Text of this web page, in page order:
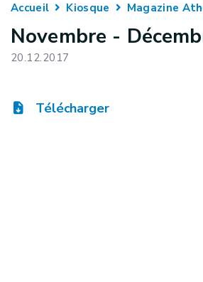
Accueil Kiosque Magazine
Novembre -
20.12.2017
Télécharger